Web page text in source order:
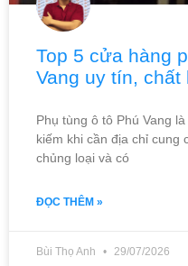
Top 5 cửa hàng
Vang uy tín, chất
Phụ tùng ô tô Phú Vang
kiếm khi cần địa chỉ cung
chủng loại và có
ĐỌC THÊM »
Bùi Thọ Anh 29/07/2026